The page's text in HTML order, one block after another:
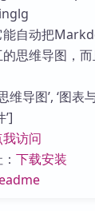
能自动把
思维导图，
维导图’, ‘图表
我访问
下载安装